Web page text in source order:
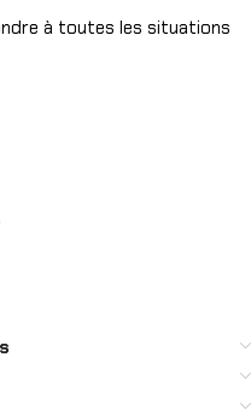
à toutes les situations